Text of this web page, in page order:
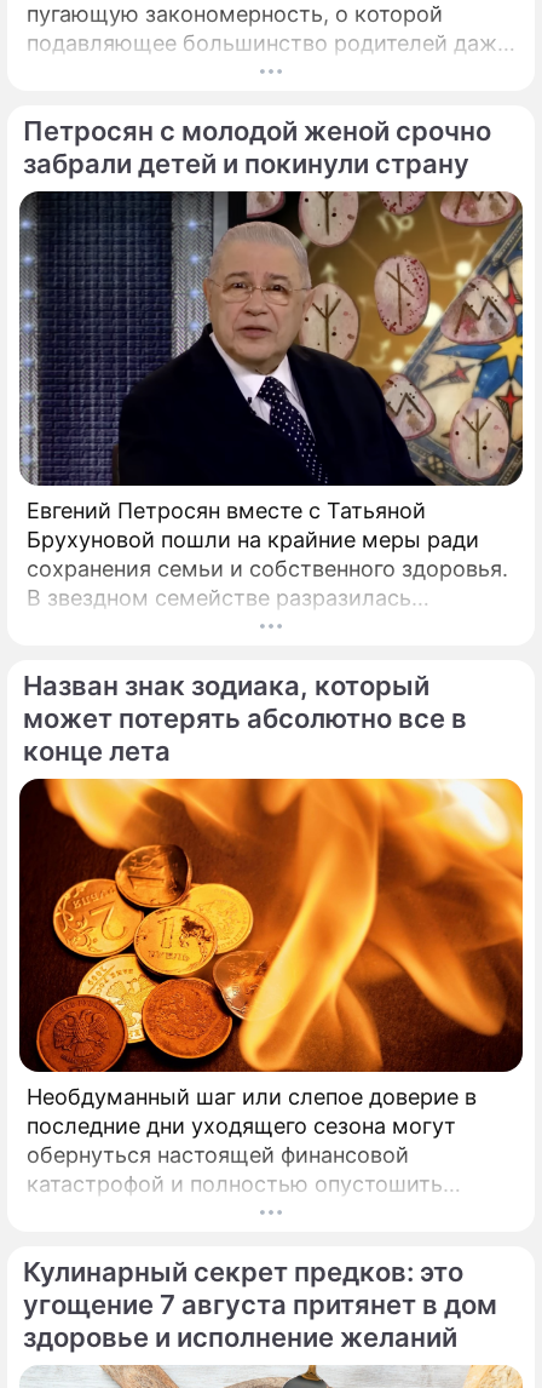
пугающую закономерность, о которой
подавляющее большинство родителей даже
не догадывалось. Привычка дарить ребенку
социальным сетям в младшем
подростковом возрасте обворачивается
скрытым провалом в учебе.
Петросян с молодой женой срочно
забрали детей и покинули страну
Евгений Петросян вместе с Татьяной
Брухуновой пошли на крайние меры ради
сохранения семьи и собственного здоровья.
В звездном семействе разразилась
настоящая тихая драма, которая вынудила
Назван знак зодиака, который
может потерять абсолютно все в
конце лета
Необдуманный шаг или слепое доверие в
последние дни уходящего сезона могут
обернуться настоящей финансовой
катастрофой и полностью опустошить
кошелек. Известная шаманка и ясновидящая
экстренным предупреждением для всех, кто
привык легкомысленно относиться к своим
сбережениям.
Кулинарный секрет предков: это
угощение 7 августа притянет в дом
здоровье и исполнение желаний